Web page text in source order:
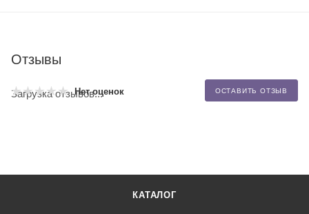
Отзывы
Нет оценок ОСТАВИТЬ ОТЗЫВ
Загрузка отзывов...
КАТАЛОГ